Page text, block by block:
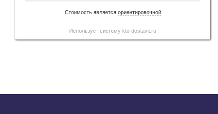
Стоимость является ориентировочной
Использует систему kto-dostavit.ru